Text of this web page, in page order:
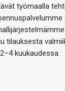
työmaalla
tilauksesta
kuukaudessa.